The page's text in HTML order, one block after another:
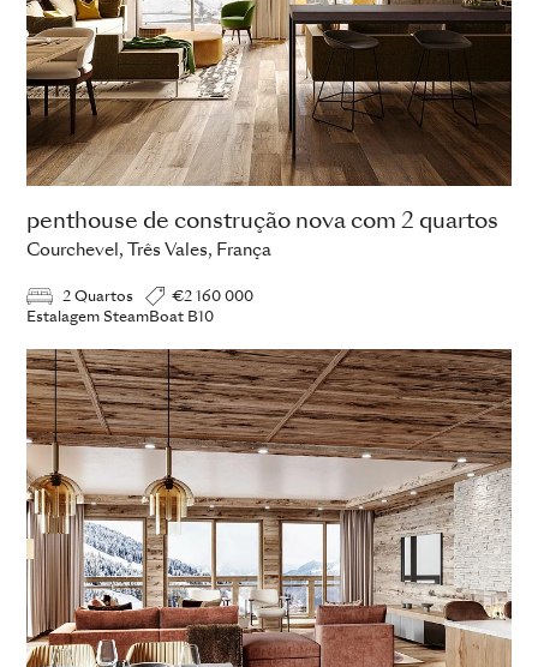
penthouse de construção nova com 2 quartos
Courchevel, Três Vales, França
2 Quartos
€2 160 000
Estalagem SteamBoat B10